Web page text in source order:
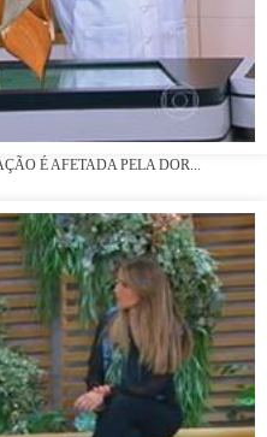
É AFETADA PELA DOR...